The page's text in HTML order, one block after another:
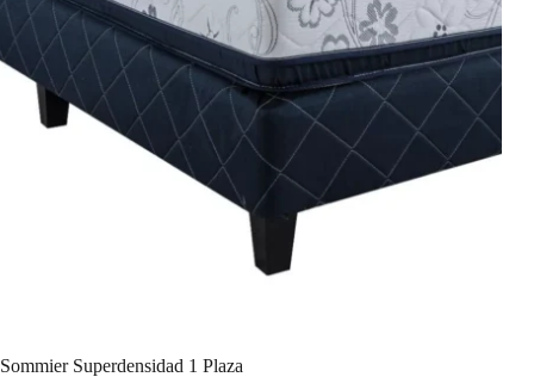
Sommier Superdensidad 1 Plaza